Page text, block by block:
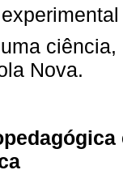
Nova.